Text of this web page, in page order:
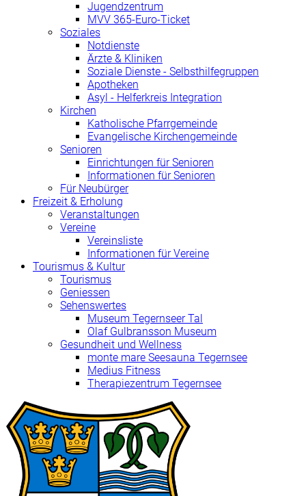
Jugendzentrum
MVV 365-Euro-Ticket
Soziales
Notdienste
Ärzte & Kliniken
Soziale Dienste - Selbsthilfegruppen
Apotheken
Asyl - Helferkreis Integration
Kirchen
Katholische Pfarrgemeinde
Evangelische Kirchengemeinde
Senioren
Einrichtungen für Senioren
Informationen für Senioren
Für Neubürger
Freizeit & Erholung
Veranstaltungen
Vereine
Vereinsliste
Informationen für Vereine
Tourismus & Kultur
Tourismus
Geniessen
Sehenswertes
Museum Tegernseer Tal
Olaf Gulbransson Museum
Gesundheit und Wellness
monte mare Seesauna Tegernsee
Medius Fitness
Therapiezentrum Tegernsee